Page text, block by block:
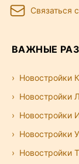
Связаться
ВАЖНЫЕ
Новостройки
Новостройки
Новостройки
Новостройки
Новостройки